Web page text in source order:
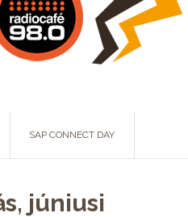
SAP CONNECT DAY
júniusi